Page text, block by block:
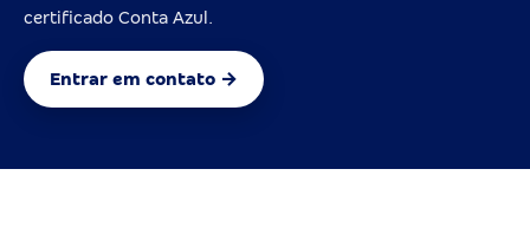
certificado Conta Azul.
Entrar em contato →